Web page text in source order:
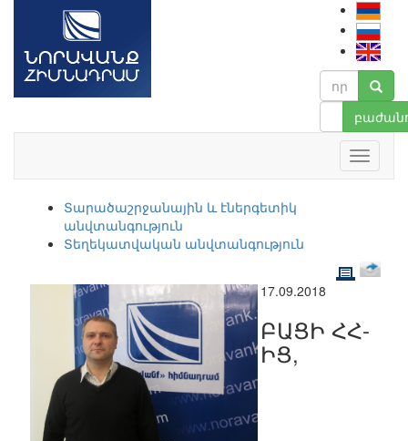
Տարածաշրջանային և էներգետիկ
անվտանգություն
Տեղեկատվական անվտանգություն
17.09.2018
ԲԱՑԻ ՀՀ-
ԻՑ,